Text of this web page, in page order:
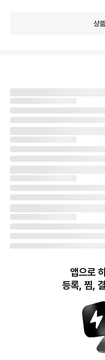
상
번개장터(주) 사업자정보, 이용약관 및 기
번개장터㈜는 통신판매중개자이며, 통신판매
소비자보호에 관한 법률 등 관련 법령 및 번개
개별 판매자에게 귀속하고, 번개장터㈜는 원칙
앱으로
등록, 찜,